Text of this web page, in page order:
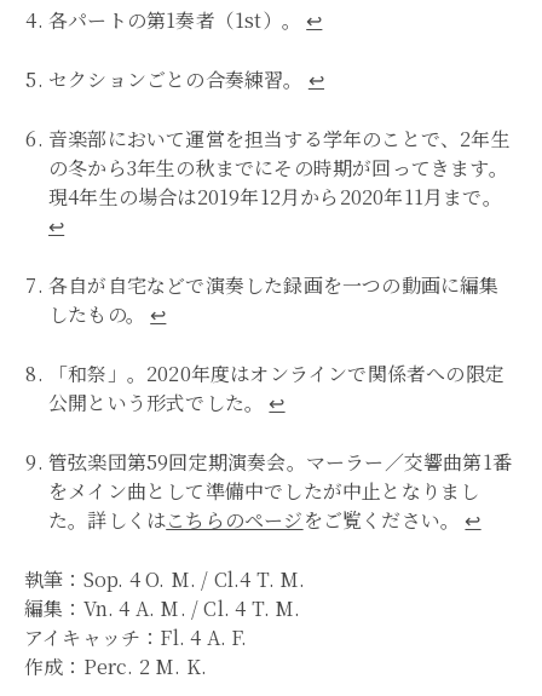
各パートの第1奏者（1st）。 ↩︎
セクションごとの合奏練習。 ↩︎
音楽部において運営を担当する学年のことで、2年生
の冬から3年生の秋までにその時期が回ってきます。
現4年生の場合は2019年12月から2020年11月まで。
↩︎
各自が自宅などで演奏した録画を一つの動画に編集
したもの。 ↩︎
「和祭」。2020年度はオンラインで関係者への限定
公開という形式でした。 ↩︎
管弦楽団第59回定期演奏会。マーラー／交響曲第1番
をメイン曲として準備中でしたが中止となりまし
た。詳しくはこちらのページをご覧ください。 ↩︎
執筆：Sop. 4 O. M. / Cl.4 T. M.
編集：Vn. 4 A. M. / Cl. 4 T. M.
アイキャッチ：Fl. 4 A. F.
作成：Perc. 2 M. K.